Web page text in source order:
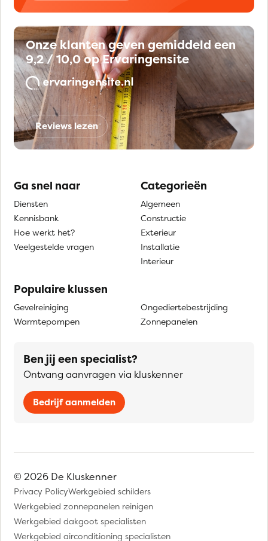
Onze klanten geven gemiddeld een
9,2 / 10,0 op Ervaringensite
Reviews lezen
Ga snel naar
Diensten
Kennisbank
Hoe werkt het?
Veelgestelde vragen
Categorieën
Algemeen
Constructie
Exterieur
Installatie
Interieur
Populaire klussen
Gevelreiniging
Warmtepompen
Ongediertebestrijding
Zonnepanelen
Ben jij een specialist?
Ontvang aanvragen via kluskenner
Bedrijf aanmelden
© 2026 De Kluskenner
Privacy PolicyWerkgebied schilders
Werkgebied zonnepanelen reinigen
Werkgebied dakgoot specialisten
Werkgebied airconditioning specialisten